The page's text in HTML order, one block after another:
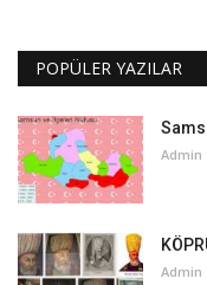
POPÜLER YAZILAR
Admin
Admin